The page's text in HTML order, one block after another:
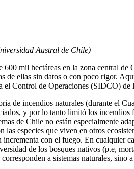
Austral de Chile)
mil hectáreas en la zona central
de ellas sin datos o con poco rigor.
el Control de Operaciones (SIDCO)
de incendios naturales (durante el
y por lo tanto limitó los
de Chile no están especialmente
especies que viven en otros
con el fuego. En cualquier
de los bosques nativos (p.e,
a sistemas naturales, sino